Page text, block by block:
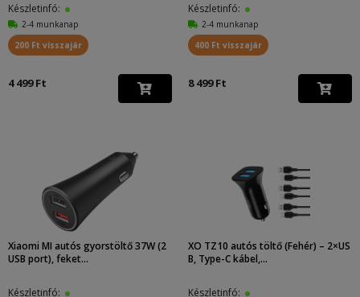
Készletinfó:
2-4 munkanap
200 Ft visszajár
4 499 Ft
Készletinfó:
2-4 munkanap
400 Ft visszajár
8 499 Ft
Xiaomi MI autós gyorstöltő 37W (2
USB port), feket...
Készletinfó:
XO TZ10 autós töltő (Fehér) – 2×US
B, Type-C kábel,...
Készletinfó: